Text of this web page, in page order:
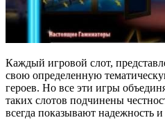
Каждый игровой слот,
свою определенную
героев. Но все эти игры
таких слотов подчинены
всегда показывают надежность и